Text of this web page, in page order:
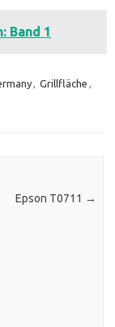
Band 1
, Grillfläche ,
Epson T0711 →